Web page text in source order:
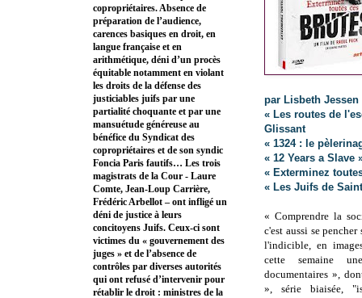
par Lisbeth Jessen
« Les routes de
Glissant
« 1324 : le
« 12 Years a Slave
« Exterminez
« Les Juifs de
« Comprendre la
c'est aussi se pencher
l'indicible, en
cette semaine
documentaires »,
», série biaisée,
copropriétaires. Absence de
préparation de l’audience,
carences basiques en droit, en
langue française et en
arithmétique, déni d’un procès
équitable notamment en violant
les droits de la défense des
justiciables juifs par une
partialité choquante et par une
mansuétude généreuse au
bénéfice du Syndicat des
copropriétaires et de son syndic
Foncia Paris fautifs… Les trois
magistrats de la Cour - Laure
Comte, Jean-Loup Carrière,
Frédéric Arbellot – ont infligé un
déni de justice à leurs
concitoyens Juifs. Ceux-ci sont
victimes du « gouvernement des
juges » et de l’absence de
contrôles par diverses autorités
qui ont refusé d’intervenir pour
rétablir le droit : ministres de la